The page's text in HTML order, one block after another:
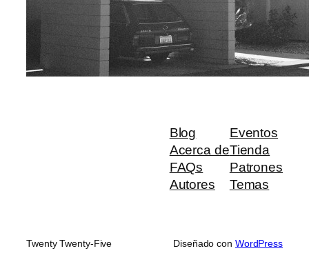
Blog
Acerca de
FAQs
Autores
Eventos
Tienda
Patrones
Temas
Twenty Twenty-Five Diseñado con WordPress